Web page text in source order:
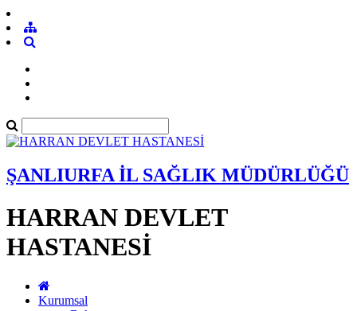
ŞANLIURFA İL SAĞLIK MÜDÜRLÜĞÜ
HARRAN DEVLET
HASTANESİ
Kurumsal